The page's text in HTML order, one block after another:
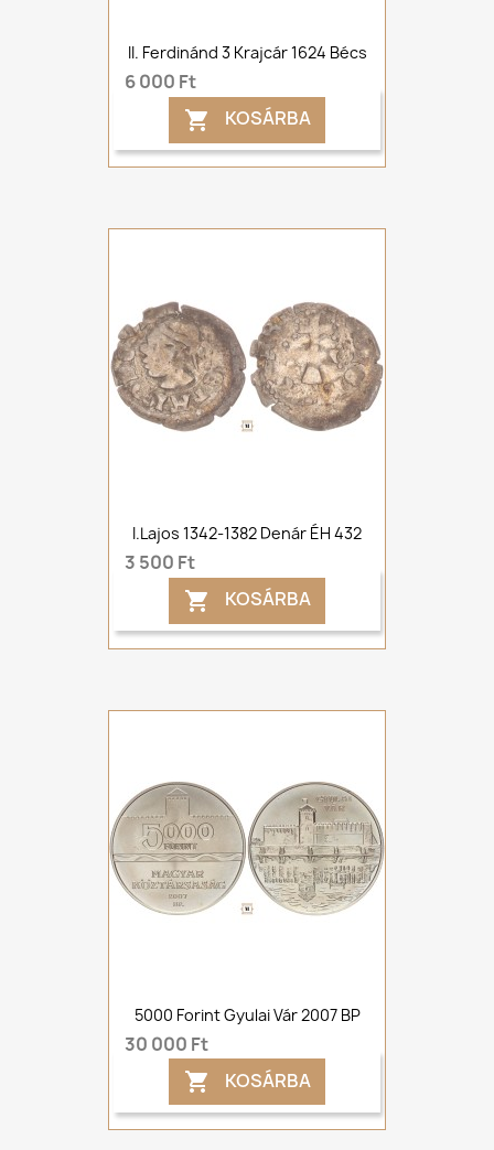
II. Ferdinánd 3 Krajcár 1624 Bécs
6 000 Ft
 KOSÁRBA
I.Lajos 1342-1382 Denár ÉH 432
3 500 Ft
 KOSÁRBA
5000 Forint Gyulai Vár 2007 BP
30 000 Ft
 KOSÁRBA